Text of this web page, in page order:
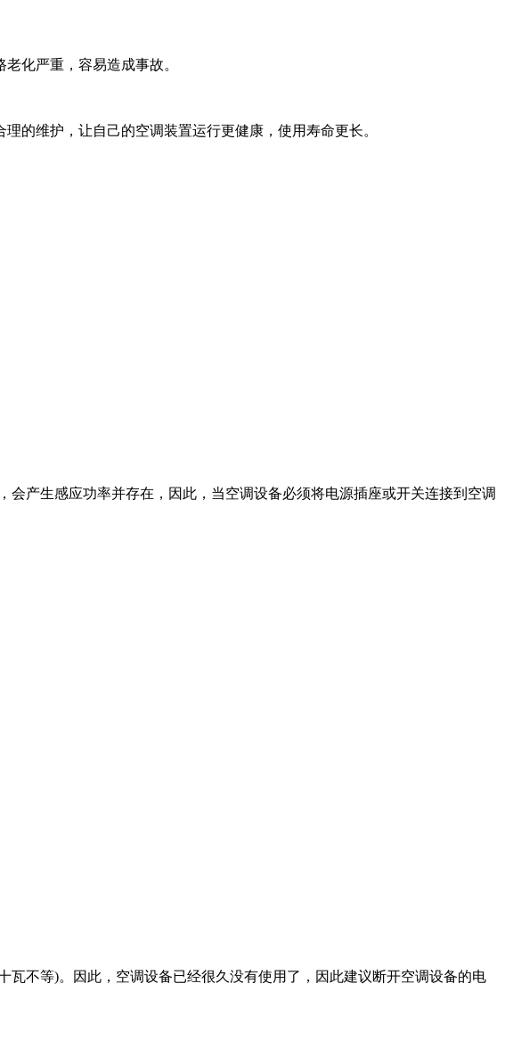
化严重，容易造成事故。
的维护，让自己的空调装置运行更健康，使用寿命更长。
产生感应功率并存在，因此，当空调设备必须将电源插座或开关连接到空调
不等)。因此，空调设备已经很久没有使用了，因此建议断开空调设备的电